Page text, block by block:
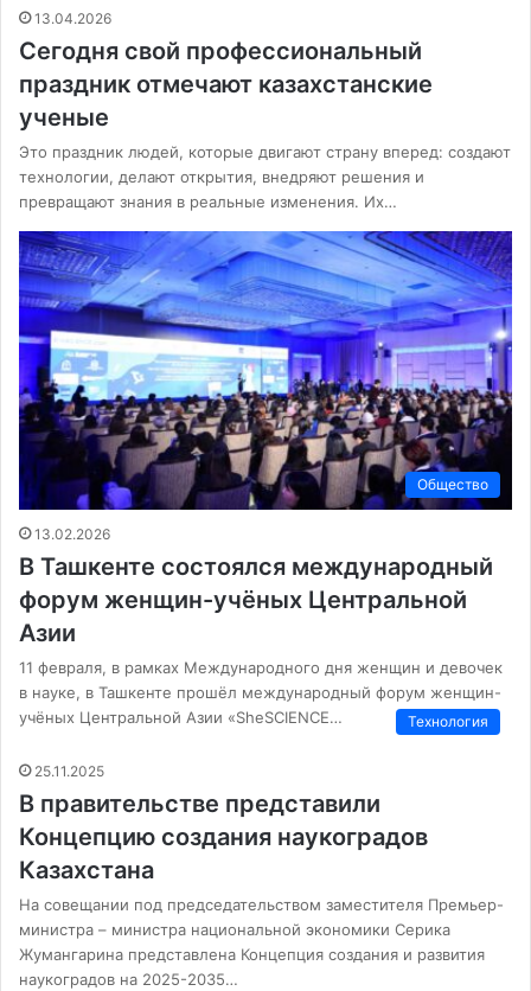
13.04.2026
Сегодня свой профессиональный
праздник отмечают казахстанские
ученые
Это праздник людей, которые двигают страну вперед: создают
технологии, делают открытия, внедряют решения и
превращают знания в реальные изменения. Их…
Общество
13.02.2026
В Ташкенте состоялся международный
форум женщин-учёных Центральной
Азии
11 февраля, в рамках Международного дня женщин и девочек
в науке, в Ташкенте прошёл международный форум женщин-
учёных Центральной Азии «SheSCIENCE…
Технология
25.11.2025
В правительстве представили
Концепцию создания наукоградов
Казахстана
На совещании под председательством заместителя Премьер-
министра – министра национальной экономики Серика
Жумангарина представлена Концепция создания и развития
наукоградов на 2025-2035…